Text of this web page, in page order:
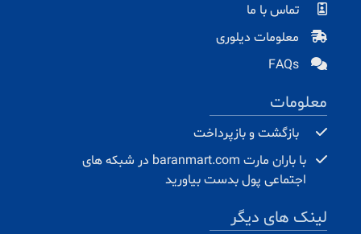
تماس با ما
معلومات دیلوری
FAQs
معلومات
بازگشت و بازپرداخت
با باران مارت baranmart.com در شبکه های
اجتماعی پول بدست بیاورید
لینک های دیگر